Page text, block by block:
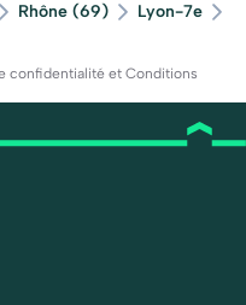
Rhône (69)
Lyon-7e
confidentialité et Conditions